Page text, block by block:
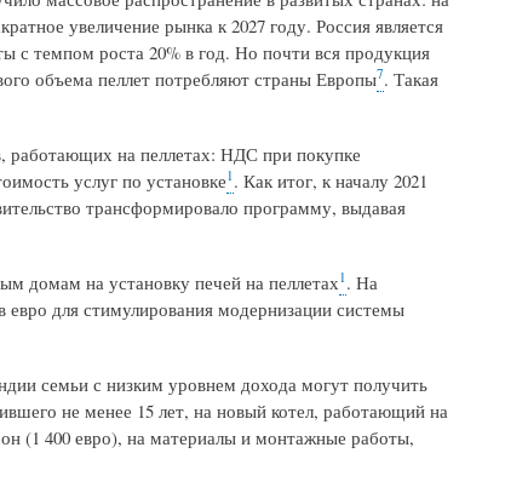
увеличение рынка к 2027 году. Россия является
с темпом роста 20% в год. Но почти вся продукция
объема пеллет потребляют страны Европы7. Такая
работающих на пеллетах: НДС при покупке
услуг по установке1 . Как итог, к началу 2021
трансформировало программу, выдавая
домам на установку печей на пеллетах1 . На
для стимулирования модернизации системы
семьи с низким уровнем дохода могут получить
не менее 15 лет, на новый котел, работающий на
(1 400 евро), на материалы и монтажные работы,